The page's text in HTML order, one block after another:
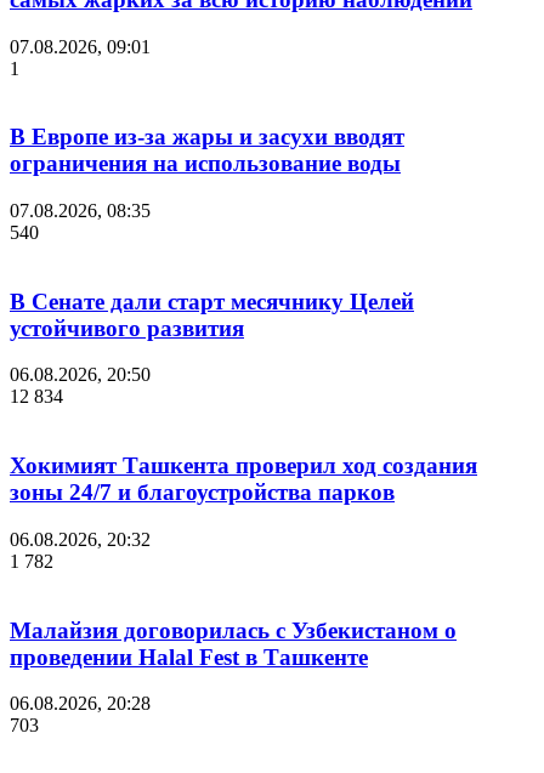
07.08.2026, 09:01
1
В Европе из-за жары и засухи вводят
ограничения на использование воды
07.08.2026, 08:35
540
В Сенате дали старт месячнику Целей
устойчивого развития
06.08.2026, 20:50
12 834
Хокимият Ташкента проверил ход создания
зоны 24/7 и благоустройства парков
06.08.2026, 20:32
1 782
Малайзия договорилась с Узбекистаном о
проведении Halal Fest в Ташкенте
06.08.2026, 20:28
703